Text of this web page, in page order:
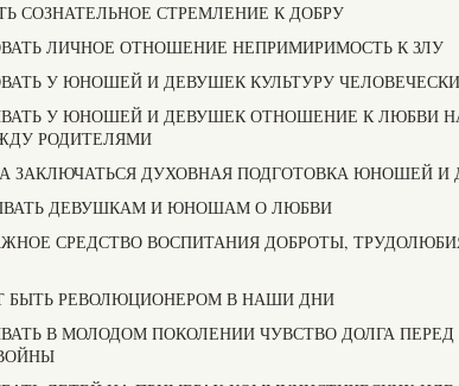
СОЗНАТЕЛЬНОЕ СТРЕМЛЕНИЕ К ДОБРУ
ЛИЧНОЕ ОТНОШЕНИЕ НЕПРИМИРИМОСТЬ К ЗЛУ
У ЮНОШЕЙ И ДЕВУШЕК КУЛЬТУРУ
У ЮНОШЕЙ И ДЕВУШЕК ОТНОШЕНИЕ К ЛЮБВИ
РОДИТЕЛЯМИ
ЗАКЛЮЧАТЬСЯ ДУХОВНАЯ ПОДГОТОВКА ЮНОШЕЙ
ДЕВУШКАМ И ЮНОШАМ О ЛЮБВИ
СРЕДСТВО ВОСПИТАНИЯ ДОБРОТЫ,
БЫТЬ РЕВОЛЮЦИОНЕРОМ В НАШИ ДНИ
В МОЛОДОМ ПОКОЛЕНИИ ЧУВСТВО ДОЛГА